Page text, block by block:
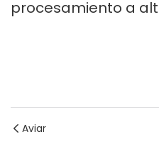
procesamiento a
Aviar